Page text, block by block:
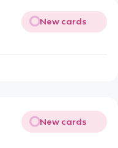
New cards
New cards